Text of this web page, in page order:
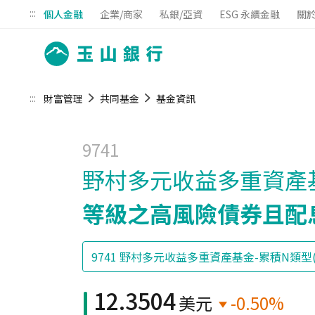
::: 個人金融 企業/商家 私銀/亞資 ESG 永續金融 關
財富管理 共同基金 基金資訊
:::
9741
野村多元收益多重資
等級之高風險債券且
12.3504美元 -0.50%